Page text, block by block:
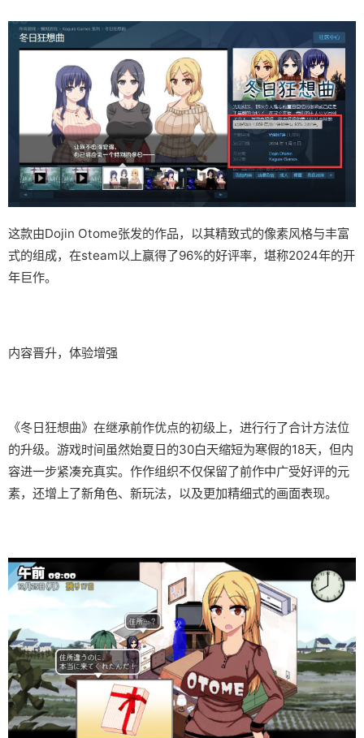
这款由Dojin Otome张发的作品，以其精致式的像素风格与丰富
式的组成，在steam以上赢得了​​96%的好评率​​，堪称2024年的开
年巨作。
内容晋升，体验增强
《冬日狂想曲》在继承前作优点的初级上，进行行了合计方法位
的升级。游戏时间虽然始夏日的30白天缩短为寒假的18天，但内
容进一步紧凑充真实。作作组织不仅保留了前作中广受好评的元
素，还增上了​​新角色、新玩法​​，以及更加精细式的画面表现。